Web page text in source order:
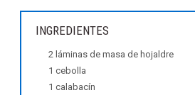
INGREDIENTES
2 láminas de masa de hojaldre
1 cebolla
1 calabacín